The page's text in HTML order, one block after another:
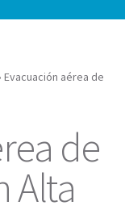
Evacuación aérea de
de
Alta